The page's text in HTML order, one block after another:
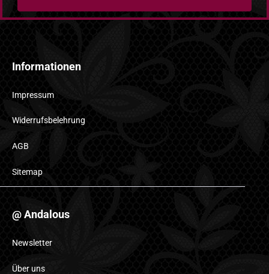
Informationen
Impressum
Widerrufsbelehrung
AGB
Sitemap
@ Andalous
Newsletter
Über uns